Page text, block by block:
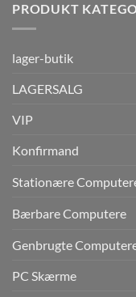
PRODUKT
lager-butik
LAGERSALG
VIP
Konfirmand
Stationære
Bærbare Computere
Genbrugte
PC Skærme